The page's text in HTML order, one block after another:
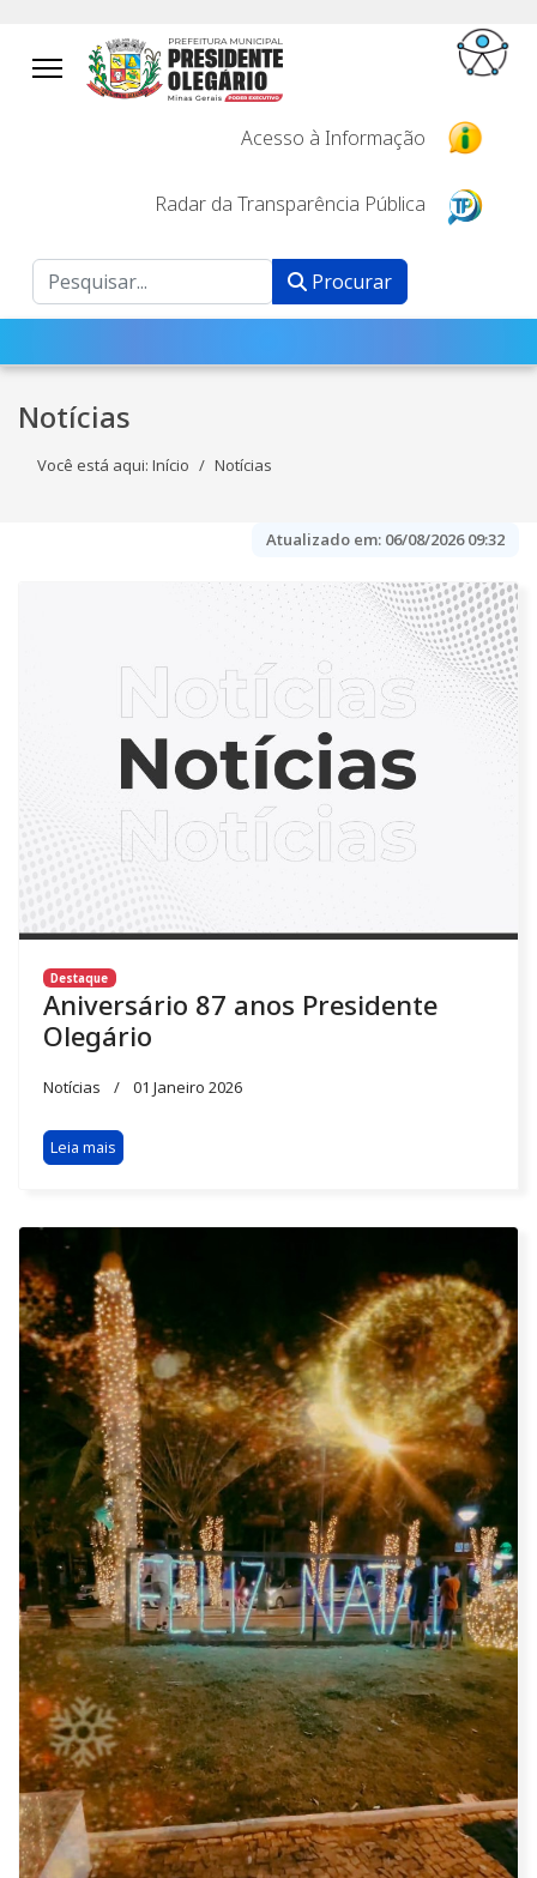
Acesso à Informação
Radar da Transparência Pública
Procurar Procurar
Notícias
Você está aqui: Início Notícias
Atualizado em: 06/08/2026 09:32
Destaque
Aniversário 87 anos Presidente
Olegário
Notícias 01 Janeiro 2026
Leia mais